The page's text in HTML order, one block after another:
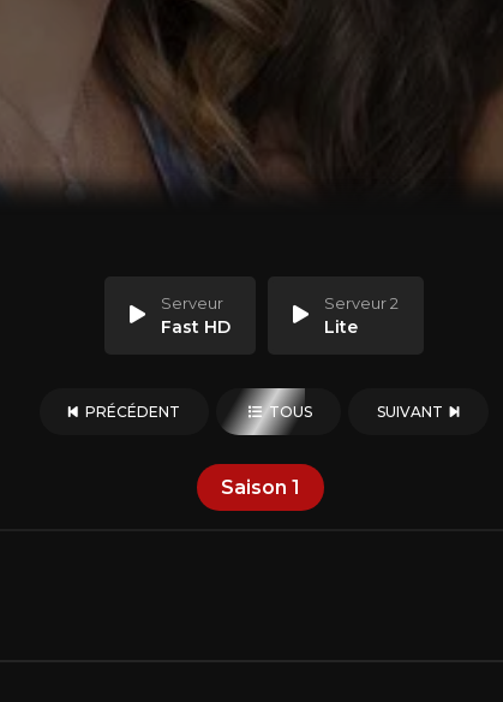
Serveur
Fast HD
Serveur 2
Lite
PRÉCÉDENT TOUS SUIVANT
Saison 1